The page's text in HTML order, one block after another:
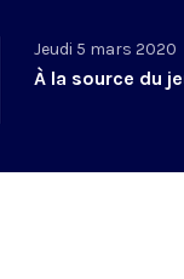
Jeudi 5 mars 2020
À la source du